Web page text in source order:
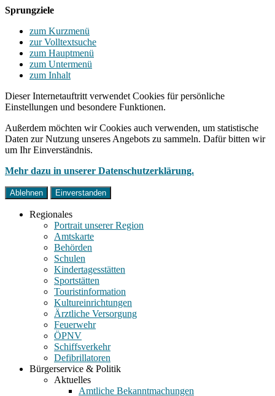
Sprungziele
zum Kurzmenü
zur Volltextsuche
zum Hauptmenü
zum Untermenü
zum Inhalt
Dieser Internetauftritt verwendet Cookies für persönliche
Einstellungen und besondere Funktionen.
Außerdem möchten wir Cookies auch verwenden, um statistische
Daten zur Nutzung unseres Angebots zu sammeln. Dafür bitten wir
um Ihr Einverständnis.
Mehr dazu in unserer Datenschutzerklärung.
Ablehnen Einverstanden
Regionales
Portrait unserer Region
Amtskarte
Behörden
Schulen
Kindertagesstätten
Sportstätten
Touristinformation
Kultureinrichtungen
Ärztliche Versorgung
Feuerwehr
ÖPNV
Schiffsverkehr
Defibrillatoren
Bürgerservice & Politik
Aktuelles
Amtliche Bekanntmachungen